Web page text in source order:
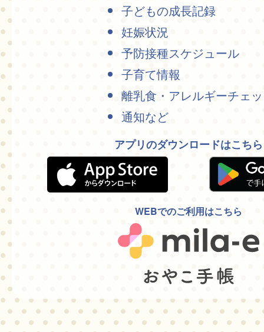
子どもの成長記録
妊娠状況
予防接種スケジュール
子育て情報
離乳食・アレルギーチェ
通知など
アプリのダウンロードはこちら
WEBでのご利用はこちら